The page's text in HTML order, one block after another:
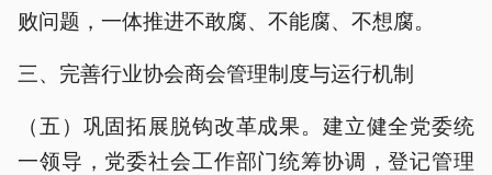
败问题，一体推进不敢腐、不能腐、不想腐。
三、完善行业协会商会管理制度与运行机制
（五）巩固拓展脱钩改革成果。建立健全党委统
一领导，党委社会工作部门统筹协调，登记管理